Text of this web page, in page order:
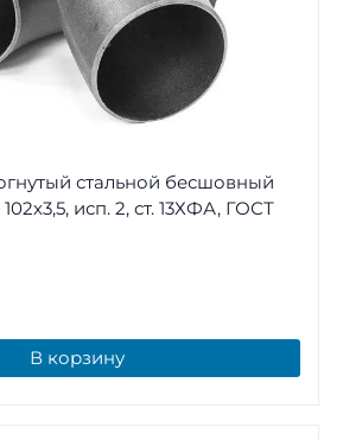
стальной бесшовный
исп. 2, ст. 13ХФА, ГОСТ
В корзину